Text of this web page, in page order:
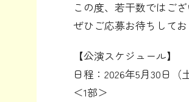
この度、若干数ではご
ぜひご応募お待ちしてお
【公演スケジュール】
日程：2026年5月30日（土
＜1部＞